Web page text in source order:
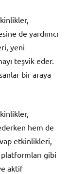
de yardımcı
yeni
teşvik eder.
bir araya
hem de
etkinlikleri,
platformları gibi
aktif